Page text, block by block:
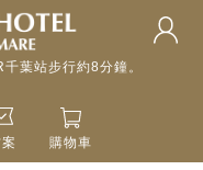
葉站步行約8分鐘。
購物車